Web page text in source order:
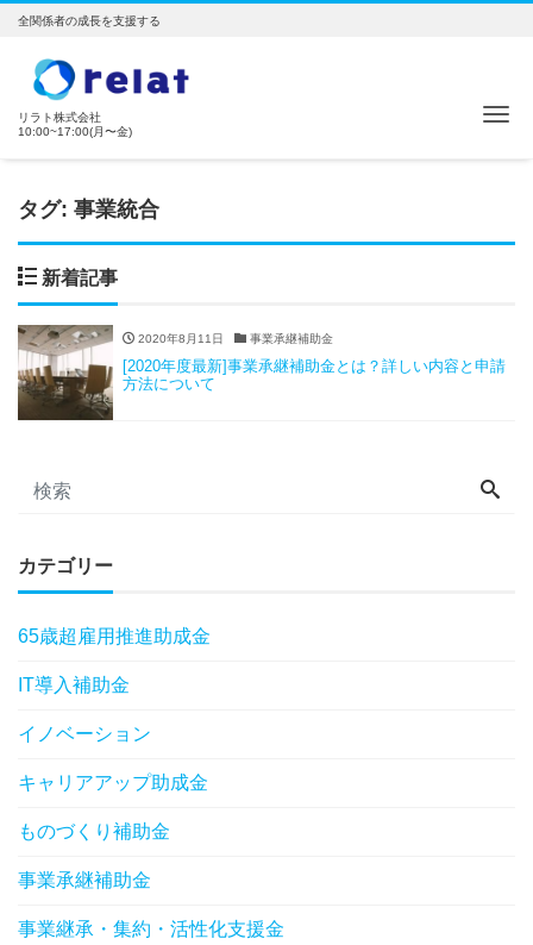
全関係者の成長を支援する
リラト株式会社
10:00~17:00(月〜金)
ナ
タグ: 事業統合
新着記事
2020年8月11日 事業承継補助金
[2020年度最新]事業承継補助金とは？詳しい内容と申請
方法について
カテゴリー
65歳超雇用推進助成金
IT導入補助金
イノベーション
キャリアアップ助成金
ものづくり補助金
事業承継補助金
事業継承・集約・活性化支援金